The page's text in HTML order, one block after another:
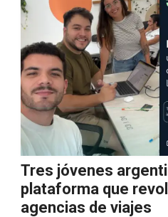
Tres jóvenes
plataforma que
agencias de viajes